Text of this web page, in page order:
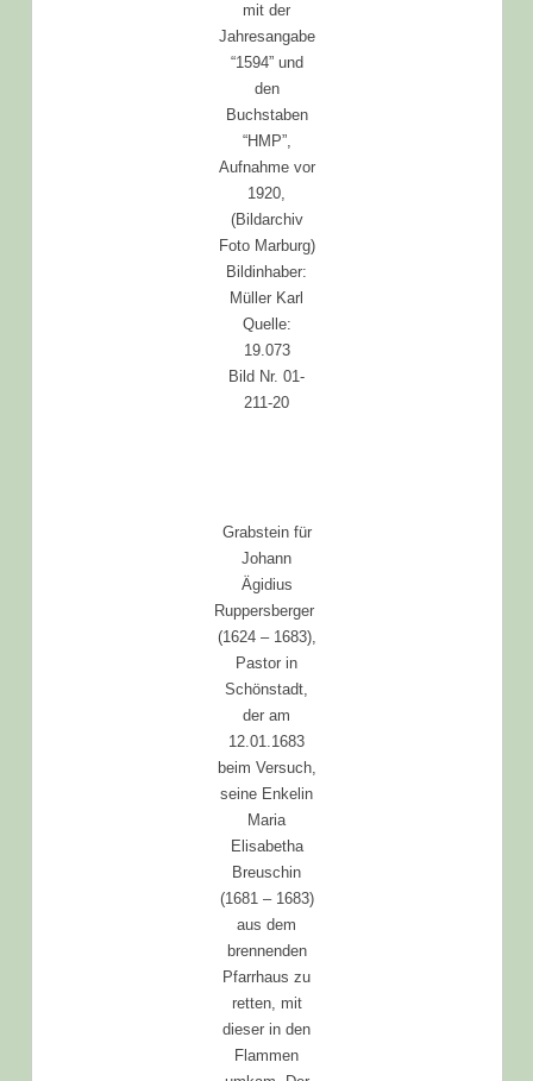
mit der
Jahresangabe
“1594” und
den
Buchstaben
“HMP”,
Aufnahme vor
1920,
(Bildarchiv
Foto Marburg)
Bildinhaber:
Müller Karl
Quelle:
19.073
Bild Nr. 01-
211-20
Grabstein für
Johann
Ägidius
Ruppersberger
(1624 – 1683),
Pastor in
Schönstadt,
der am
12.01.1683
beim Versuch,
seine Enkelin
Maria
Elisabetha
Breuschin
(1681 – 1683)
aus dem
brennenden
Pfarrhaus zu
retten, mit
dieser in den
Flammen